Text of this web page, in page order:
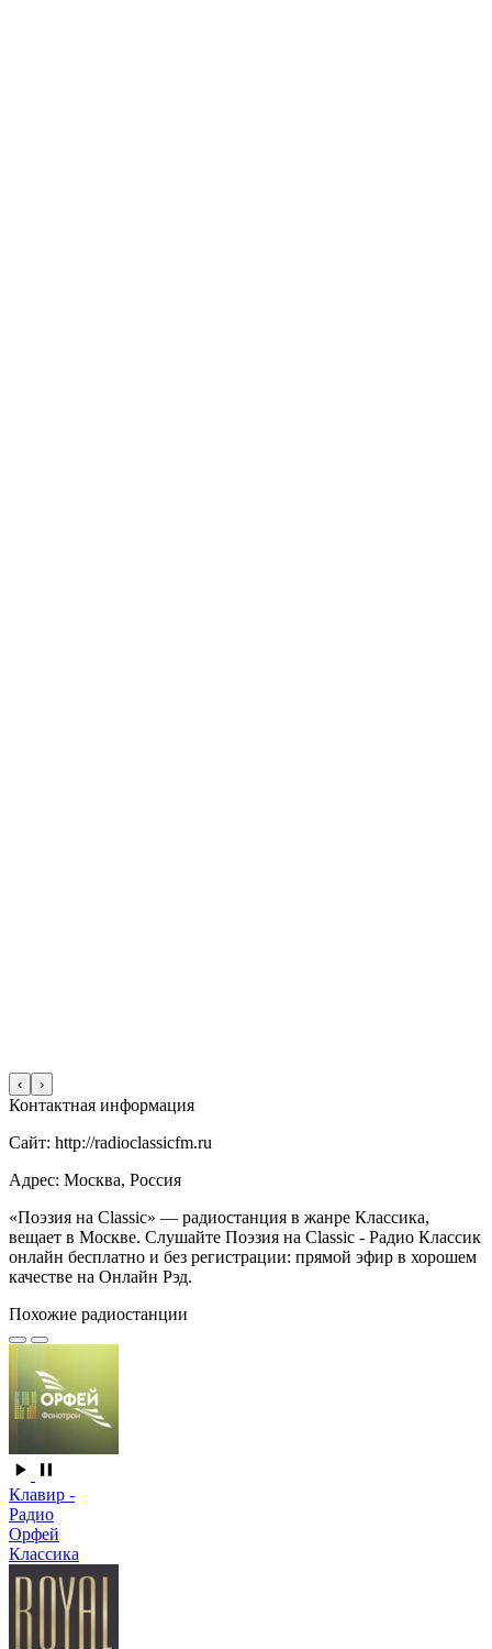
‹ ›
Контактная информация
Сайт: http://radioclassicfm.ru
Адрес: Москва, Россия
«Поэзия на Classic» — радиостанция в жанре Классика,
вещает в Москве. Слушайте Поэзия на Classic - Радио Классик
онлайн бесплатно и без регистрации: прямой эфир в хорошем
качестве на Онлайн Рэд.
Похожие радиостанции
Клавир -
Радио
Орфей
Классика